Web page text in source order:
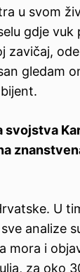
u svom
gdje
zavičaj,
gledam
U
analize
mora i
za oko